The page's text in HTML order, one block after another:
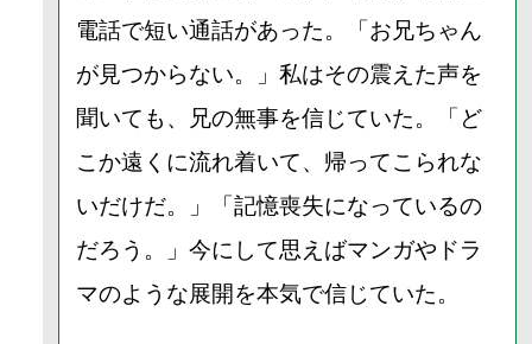
電話で短い通話があった。「お兄ちゃん
が見つからない。」私はその震えた声を
聞いても、兄の無事を信じていた。「ど
こか遠くに流れ着いて、帰ってこられな
いだけだ。」「記憶喪失になっているの
だろう。」今にして思えばマンガやドラ
マのような展開を本気で信じていた。